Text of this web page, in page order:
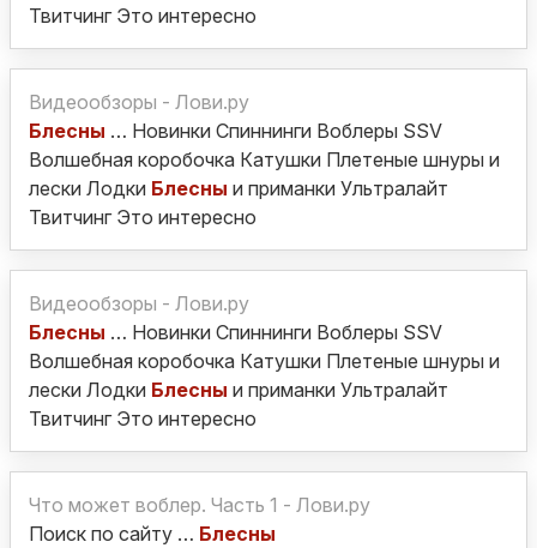
Твитчинг Это интересно
Видеообзоры - Лови.ру
Блесны … Новинки Спиннинги Воблеры SSV
Волшебная коробочка Катушки Плетеные шнуры и
лески Лодки Блесны и приманки Ультралайт
Твитчинг Это интересно
Видеообзоры - Лови.ру
Блесны … Новинки Спиннинги Воблеры SSV
Волшебная коробочка Катушки Плетеные шнуры и
лески Лодки Блесны и приманки Ультралайт
Твитчинг Это интересно
Что может воблер. Часть 1 - Лови.ру
Поиск по сайту … Блесны